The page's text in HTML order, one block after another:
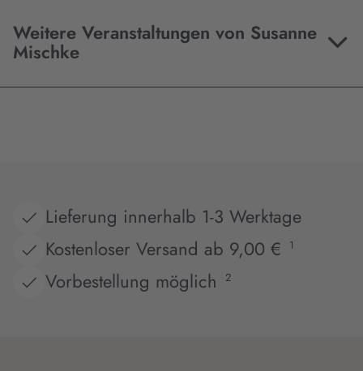
Weitere Veranstaltungen von Susanne
Mischke
Lieferung innerhalb 1-3 Werktage
Kostenloser Versand ab 9,00 €
1
Vorbestellung möglich 2